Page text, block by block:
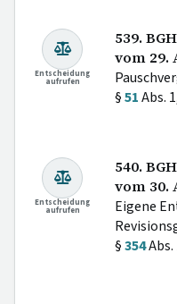
Entscheidung
aufrufen
539.
vom 29.
§51Abs.
Entscheidung
aufrufen
540.
vom 30.
Eigene
§354Abs.